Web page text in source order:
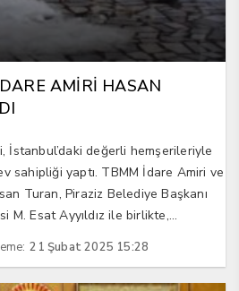
AMİRİ HASAN
İstanbul’daki değerli hemşerileriyle
sahipliği yaptı. TBMM İdare Amiri ve
Turan, Piraziz Belediye Başkanı
M. Esat Ayyıldız ile birlikte,...
21 Şubat 2025 15:28